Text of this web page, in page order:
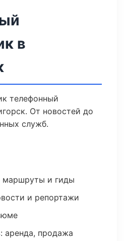
в
телефонный
От новостей до
служб.
маршруты и гиды
и репортажи
аренда, продажа